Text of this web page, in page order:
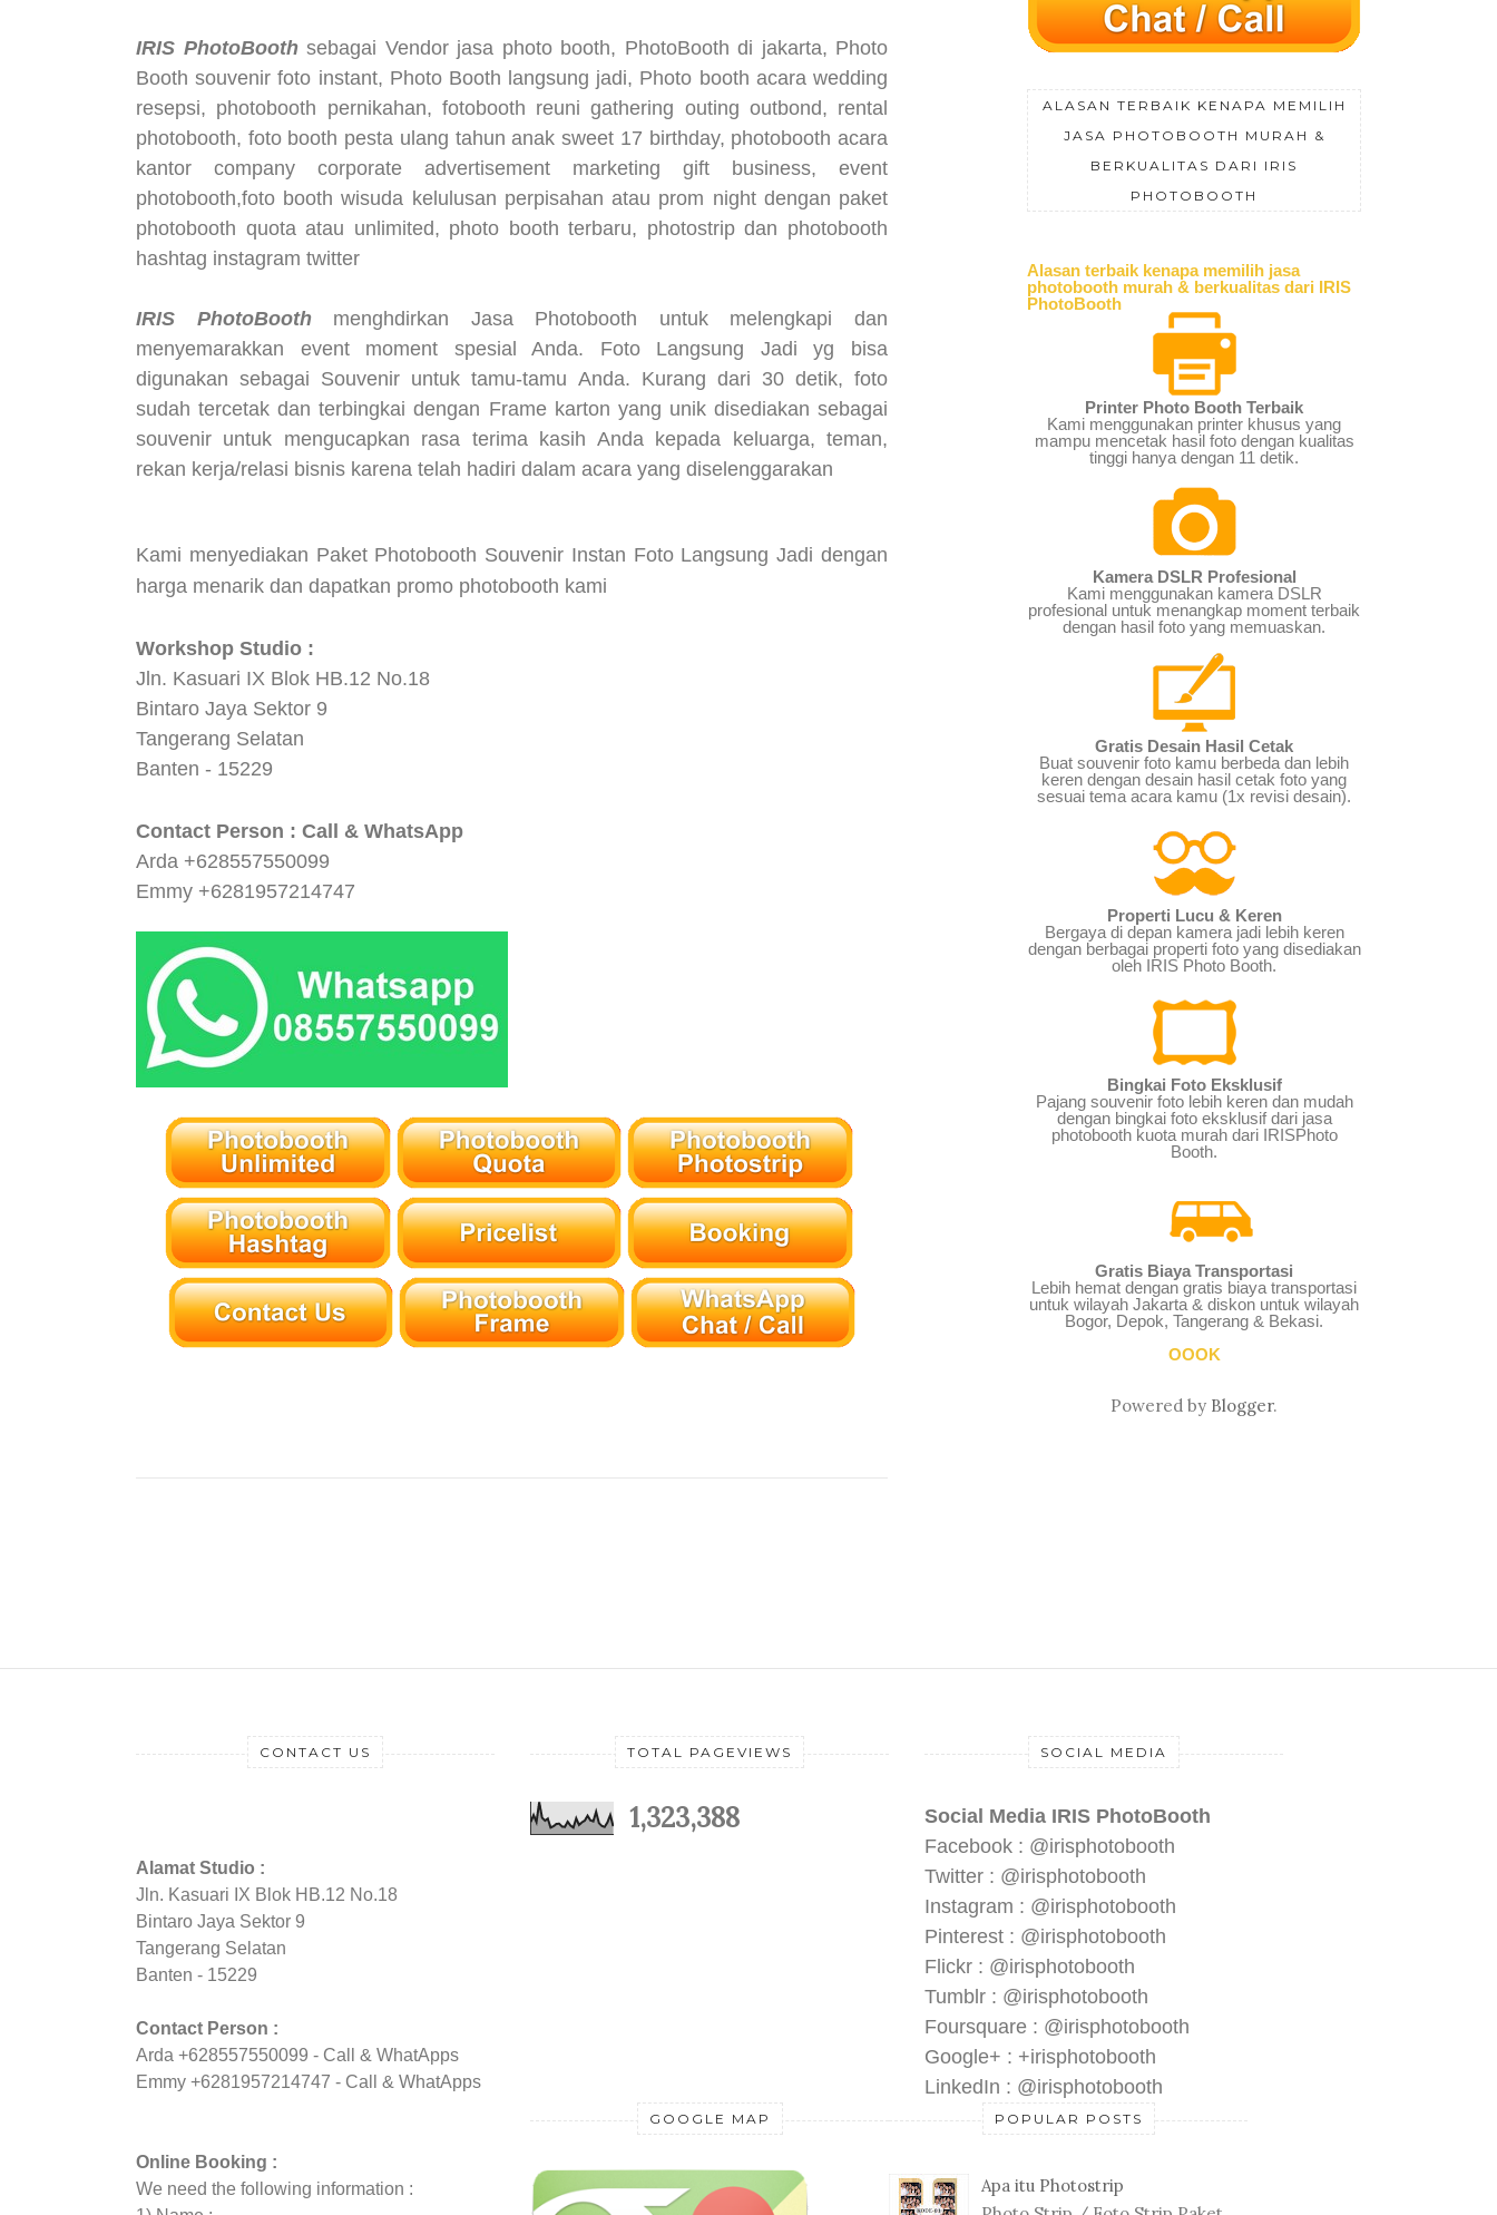
IRIS PhotoBoothsebagai Vendor jasa photo booth, PhotoBooth di jakarta, Photo
Booth souvenir foto instant, Photo Booth langsung jadi, Photo booth acara wedding
resepsi, photobooth pernikahan, fotobooth reuni gathering outing outbond, rental
photobooth, foto booth pesta ulang tahun anak sweet 17 birthday, photobooth acara
kantor company corporate advertisement marketing gift business, event
photobooth,foto booth wisuda kelulusan perpisahan atau prom night dengan paket
photobooth quota atau unlimited, photo booth terbaru, photostrip dan photobooth
hashtag instagram twitter
IRIS PhotoBoothmenghdirkan Jasa Photobooth untuk melengkapi dan
menyemarakkan event moment spesial Anda. Foto Langsung Jadi yg bisa
digunakan sebagai Souvenir untuk tamu-tamu Anda. Kurang dari 30 detik, foto
sudah tercetak dan terbingkai dengan Frame karton yang unik disediakan sebagai
souvenir untuk mengucapkan rasa terima kasih Anda kepada keluarga, teman,
rekan kerja/relasi bisnis karena telah hadiri dalam acara yang diselenggarakan
Kami menyediakan Paket Photobooth Souvenir Instan Foto Langsung Jadi dengan
harga menarik dan dapatkan promo photobooth kami
Workshop Studio :
Jln. Kasuari IX Blok HB.12 No.18
Bintaro Jaya Sektor 9
Tangerang Selatan
Banten - 15229
Contact Person : Call & WhatsApp
Arda +628557550099
Emmy +6281957214747
ALASAN TERBAIK KENAPA MEMILIH
JASA PHOTOBOOTH MURAH &
BERKUALITAS DARI IRIS
PHOTOBOOTH
Alasan terbaik kenapa memilih jasa
photobooth murah & berkualitas dari IRIS
PhotoBooth
Printer Photo Booth Terbaik
Kami menggunakan printer khusus yang
mampu mencetak hasil foto dengan kualitas
tinggi hanya dengan 11 detik.
Kamera DSLR Profesional
Kami menggunakan kamera DSLR
profesional untuk menangkap moment terbaik
dengan hasil foto yang memuaskan.
Gratis Desain Hasil Cetak
Buat souvenir foto kamu berbeda dan lebih
keren dengan desain hasil cetak foto yang
sesuai tema acara kamu (1x revisi desain).
Properti Lucu & Keren
Bergaya di depan kamera jadi lebih keren
dengan berbagai properti foto yang disediakan
oleh IRIS Photo Booth.
Bingkai Foto Eksklusif
Pajang souvenir foto lebih keren dan mudah
dengan bingkai foto eksklusif dari jasa
photobooth kuota murah dari IRISPhoto
Booth.
Gratis Biaya Transportasi
Lebih hemat dengan gratis biaya transportasi
untuk wilayah Jakarta & diskon untuk wilayah
Bogor, Depok, Tangerang & Bekasi.
OOOK
Powered by Blogger.
CONTACT US
Alamat Studio :
Jln. Kasuari IX Blok HB.12 No.18
Bintaro Jaya Sektor 9
Tangerang Selatan
Banten - 15229
Contact Person :
Arda +628557550099 - Call & WhatApps
Emmy +6281957214747 - Call & WhatApps
Online Booking :
We need the following information :
TOTAL PAGEVIEWS
1,323,388
SOCIAL MEDIA
Social Media IRIS PhotoBooth
Facebook : @irisphotobooth
Twitter : @irisphotobooth
Instagram : @irisphotobooth
Pinterest : @irisphotobooth
Flickr : @irisphotobooth
Tumblr : @irisphotobooth
Foursquare : @irisphotobooth
Google+ : +irisphotobooth
LinkedIn : @irisphotobooth
GOOGLE MAP POPULAR POSTS
Apa itu Photostrip